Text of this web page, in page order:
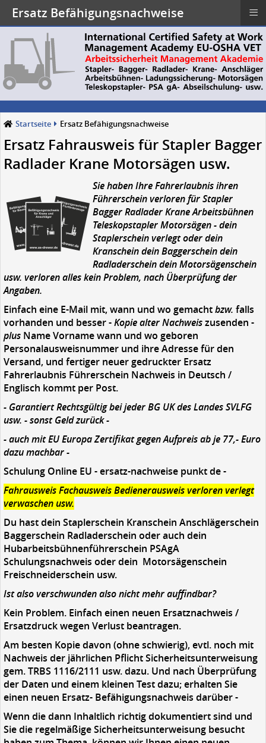
Startseite Ersatz Befähigungsnachweise
Ersatz Fahrausweis für Stapler Bagger
Radlader Krane Motorsägen usw.
Sie haben Ihre Fahrerlaubnis ihren
Führerschein verloren für Stapler
Bagger Radlader Krane Arbeitsbühnen
Teleskopstapler Motorsägen - dein
Staplerschein verlegt oder dein
Kranschein dein Baggerschein dein
Radladerschein dein Motorsägenschein
usw. verloren alles kein Problem, nach Überprüfung der
Angaben.
Einfach eine E-Mail mit, wann und wo gemachtbzw. falls
vorhanden und besser -Kopie alter Nachweiszusenden -
plus Name Vorname wann und wo geboren
Personalausweisnummer und ihre Adresse für den
Versand, und fertiger neuer gedruckter Ersatz
Fahrerlaubnis Führerschein Nachweis in Deutsch /
Englisch kommt per Post.
- Garantiert Rechtsgültig bei jeder BG UK des Landes SVLFG
usw. - sonst Geld zurück -
- auch mit EU Europa Zertifikat gegen Aufpreis ab je 77,- Euro
dazu machbar -
Schulung Online EU - ersatz-nachweise punkt de -
Fahrausweis Fachausweis Bedienerausweis verloren verlegt
verwaschen usw.
Du hast dein Staplerschein Kranschein Anschlägerschein
Baggerschein Radladerschein oder auch dein
Hubarbeitsbühnenführerschein PSAgA
Schulungsnachweis oder dein Motorsägenschein
Freischneiderschein usw.
Ist also verschwunden also nicht mehr auffindbar?
Kein Problem. Einfach einen neuen Ersatznachweis /
Ersatzdruck wegen Verlust beantragen.
Am besten Kopie davon (ohne schwierig), evtl. noch mit
Nachweis der jährlichen Pflicht Sicherheitsunterweisung
gem. TRBS 1116/2111 usw. dazu. Und nach Überprüfung
der Daten und einem kleinen Test dazu; erhalten Sie
einen neuen Ersatz- Befähigungsnachweis darüber -
Wenn die dann Inhaltlich richtig dokumentiert sind und
Sie die regelmäßige Sicherheitsunterweisung besucht
Ersatz Befähigungsnachweise ≡